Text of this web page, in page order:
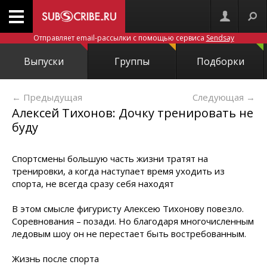
Отправляет email-рассылки с помощью сервиса Sendsay
Выпуски Группы Подборки
← Предыдущая Следующая →
Алексей Тихонов: Дочку тренировать не
буду
Спортсмены большую часть жизни тратят на
тренировки, а когда наступает время уходить из
спорта, не всегда сразу себя находят
В этом смысле фигуристу Алексею Тихонову повезло.
Соревнования – позади. Но благодаря многочисленным
ледовым шоу он не перестает быть востребованным.
Жизнь после спорта